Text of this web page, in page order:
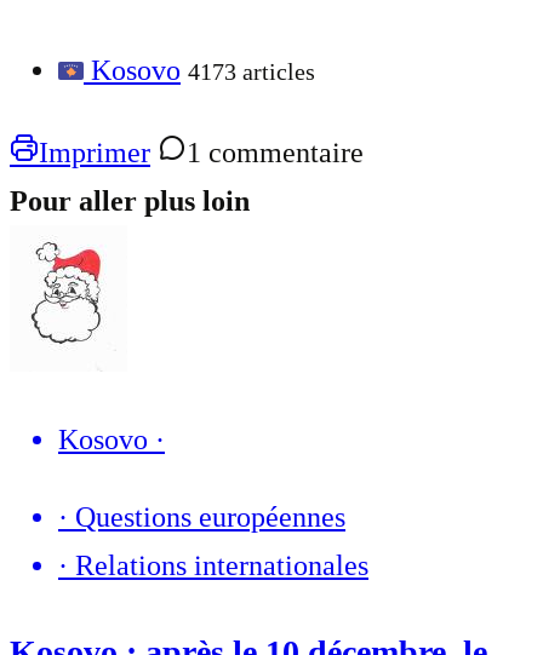
Kosovo 4173 articles
Imprimer
1 commentaire
Pour aller plus loin
Kosovo ·
· Questions européennes
· Relations internationales